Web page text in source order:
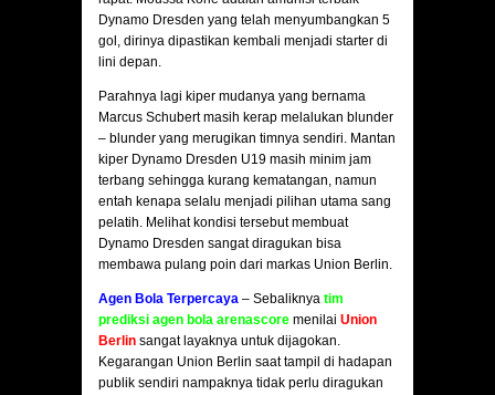
Dynamo Dresden yang telah menyumbangkan 5
gol, dirinya dipastikan kembali menjadi starter di
lini depan.
Parahnya lagi kiper mudanya yang bernama
Marcus Schubert masih kerap melalukan blunder
– blunder yang merugikan timnya sendiri. Mantan
kiper Dynamo Dresden U19 masih minim jam
terbang sehingga kurang kematangan, namun
entah kenapa selalu menjadi pilihan utama sang
pelatih. Melihat kondisi tersebut membuat
Dynamo Dresden sangat diragukan bisa
membawa pulang poin dari markas Union Berlin.
Agen Bola Terpercaya – Sebaliknya tim
prediksi agen bola arenascore menilai Union
Berlin sangat layaknya untuk dijagokan.
Kegarangan Union Berlin saat tampil di hadapan
publik sendiri nampaknya tidak perlu diragukan